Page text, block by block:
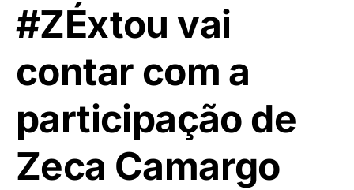
#ZÉxtou vai
contar com a
participação de
Zeca Camargo